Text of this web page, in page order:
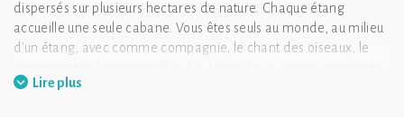
dispersés sur plusieurs hectares de nature. Chaque étang
accueille une seule cabane. Vous êtes seuls au monde, au milieu
d'un étang, avec comme compagnie, le chant des oiseaux, le
des poissons...
Lire plus